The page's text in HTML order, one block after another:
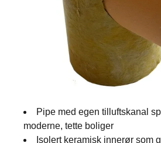
Pipe med egen tilluftskanal
moderne, tette boliger
Isolert keramisk innerør som